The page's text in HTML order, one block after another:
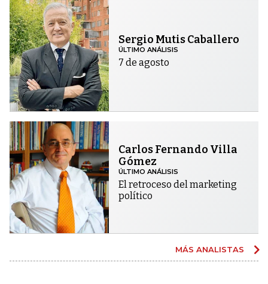
Sergio Mutis Caballero
ÚLTIMO ANÁLISIS
7 de agosto
Carlos Fernando Villa
Gómez
ÚLTIMO ANÁLISIS
El retroceso del marketing
político
MÁS ANALISTAS